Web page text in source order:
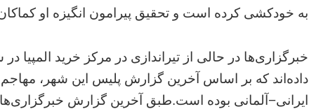
به خودکشی کرده است و تحقیق پیرامون انگیزه او کماکان
خبرگزاری‌ها در حالی از تیراندازی در مرکز خرید المپیا
ایرانی−آلمانی بوده است.طبق آخرین گزارش خبرگزاری‌ها